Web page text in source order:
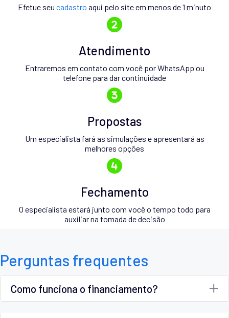
Efetue seu cadastro aqui pelo site em menos de 1 minuto
Atendimento
Entraremos em contato com você por WhatsApp ou
telefone para dar continuidade
Propostas
Um especialista fará as simulações e apresentará as
melhores opções
Fechamento
O especialista estará junto com você o tempo todo para
auxiliar na tomada de decisão
Perguntas frequentes
Como funciona o financiamento?